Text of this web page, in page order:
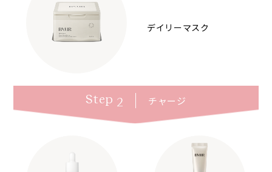
デイリーマスク
Step 2 チャージ